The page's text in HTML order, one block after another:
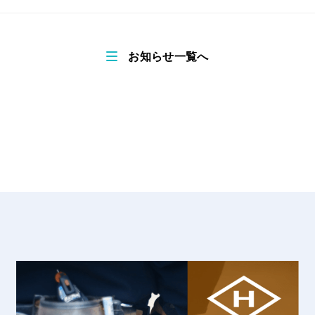
お知らせ一覧へ